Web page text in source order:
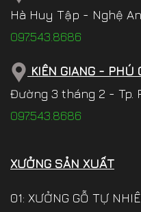
Hà Huy Tập - Nghệ
097.543.8686
KIÊN GIANG - PHÚ
Đường 3 tháng 2 - Tp.
097.543.8686
XƯỞNG SẢN XUẤT
01: XƯỞNG GỖ TỰ